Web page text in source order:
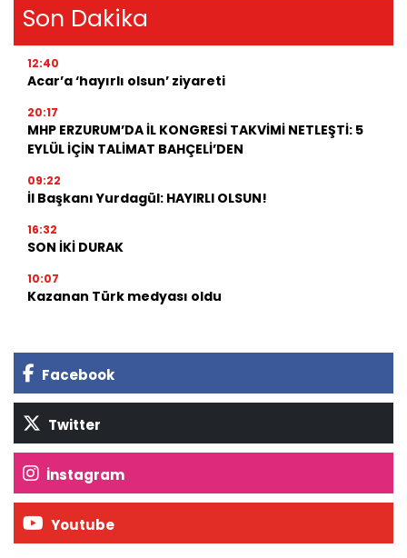
Son Dakika
12:40
Acar’a ‘hayırlı olsun’ ziyareti
20:17
MHP ERZURUM’DA İL KONGRESİ TAKVİMİ NETLEŞTİ: 5
EYLÜL İÇİN TALİMAT BAHÇELİ’DEN
09:22
İl Başkanı Yurdagül: HAYIRLI OLSUN!
16:32
SON İKİ DURAK
10:07
Kazanan Türk medyası oldu
Facebook
Twitter
İnstagram
Youtube